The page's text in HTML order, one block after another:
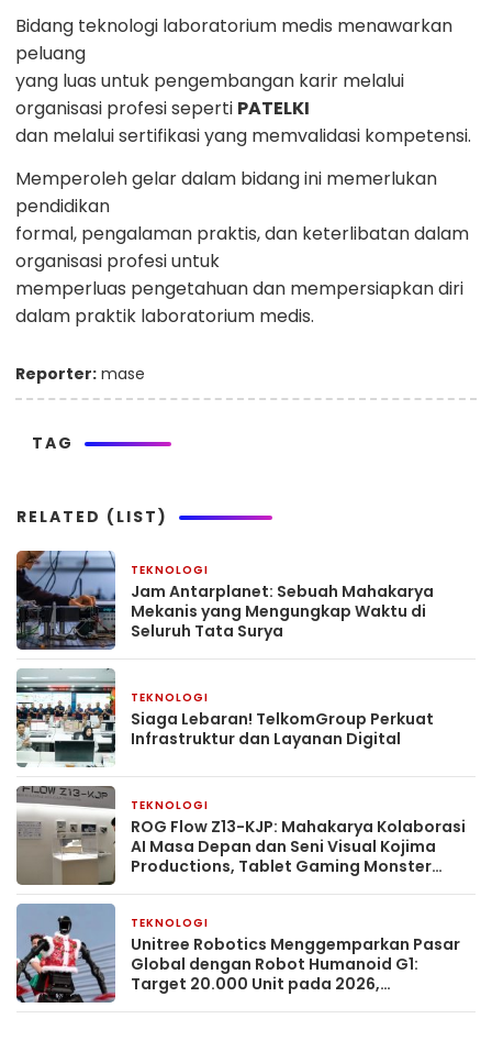
Bidang teknologi laboratorium medis menawarkan
peluang
yang luas untuk pengembangan karir melalui
organisasi profesi seperti PATELKI
dan melalui sertifikasi yang memvalidasi kompetensi.
Memperoleh gelar dalam bidang ini memerlukan
pendidikan
formal, pengalaman praktis, dan keterlibatan dalam
organisasi profesi untuk
memperluas pengetahuan dan mempersiapkan diri
dalam praktik laboratorium medis.
Reporter: mase
TAG
RELATED (LIST)
TEKNOLOGI
Jam Antarplanet: Sebuah Mahakarya
Mekanis yang Mengungkap Waktu di
Seluruh Tata Surya
TEKNOLOGI
Siaga Lebaran! TelkomGroup Perkuat
Infrastruktur dan Layanan Digital
TEKNOLOGI
ROG Flow Z13-KJP: Mahakarya Kolaborasi
AI Masa Depan dan Seni Visual Kojima
Productions, Tablet Gaming Monster
TEKNOLOGI
Unitree Robotics Menggemparkan Pasar
Global dengan Robot Humanoid G1:
Target 20.000 Unit pada 2026,